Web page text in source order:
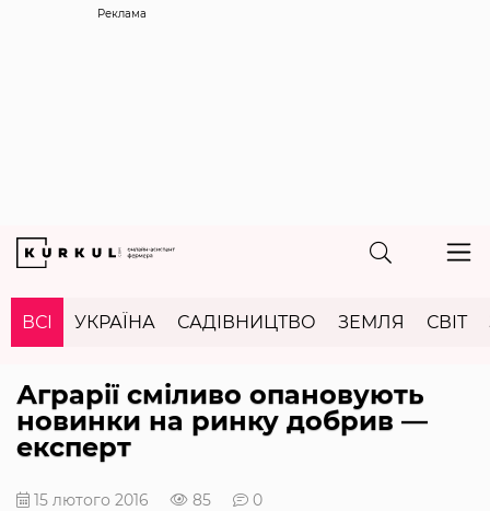
Реклама
ВСІ УКРАЇНА САДІВНИЦТВО ЗЕМЛЯ СВІТ
Аграрії сміливо опановують
новинки на ринку добрив —
експерт
15 лютого 2016 85 0